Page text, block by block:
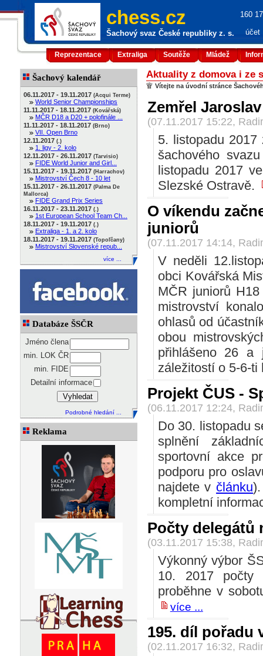
chess.cz
Šachový svaz České republiky z. s.
160
účet
Reprezentace Extraliga Soutěže Mládež
Šachový kalendář
06.11.2017 - 19.11.2017 (Acqui Terme)
World Senior Championships
11.11.2017 - 18.11.2017 (Kovářská)
MČR D18 a D20 + polofinále ...
11.11.2017 - 18.11.2017 (Brno)
VII. Open Brno
12.11.2017 (.)
1. ligy - 2. kolo
12.11.2017 - 26.11.2017 (Tarvisio)
FIDE World Junior and Girl...
15.11.2017 - 19.11.2017 (Harrachov)
Mistrovství Čech 8 - 10 let
15.11.2017 - 26.11.2017 (Palma De
Mallorca)
FIDE Grand Prix Series
16.11.2017 - 23.11.2017 (.)
1st European School Team Ch...
18.11.2017 - 19.11.2017 (.)
Extraliga - 1. a 2. kolo
18.11.2017 - 19.11.2017 (Topoľčany)
Mistrovství Slovenské repub...
více ...
Databáze ŠSČR
Jméno člena
min. LOK ČR
min. FIDE
Detailní informace
Podrobné hledání ...
Reklama
Aktuality z domova i ze
Vítejte na úvodní stránce
Zemřel
(07.11.2017 15:22,
5. listopadu 2017
šachového
listopadu 2017
Slezské Ostravě.
O víkendu
juniorů
(07.11.2017 14:14,
V neděli
obci Kovářská
MČR juniorů
mistrovství
ohlasů od
obou
přihlášeno 26 a
záležitostí o 5-6-
Projekt ČUS -
(06.11.2017 12:24,
Do 30. listopadu
splnění
sportovní akce
podporu pro
najdete v článku
kompletní
Počty delegátů
(03.11.2017 15:38,
Výkonný výbor
10. 2017 počty
proběhne v
více ...
195. díl pořadu
(02.11.2017 16:32,